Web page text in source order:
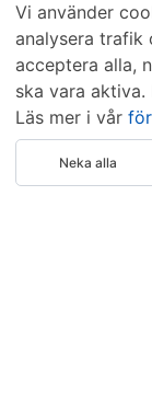
Vi använder
analysera trafik
acceptera alla,
ska vara
Läs mer i vår
Neka alla
Kontakta
Om KCR/